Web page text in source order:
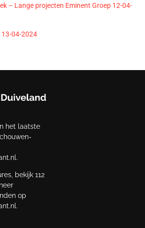
– Lange projecten Eminent Groep 12-04-
13-04-2024
het laatste
bekijk 112
op